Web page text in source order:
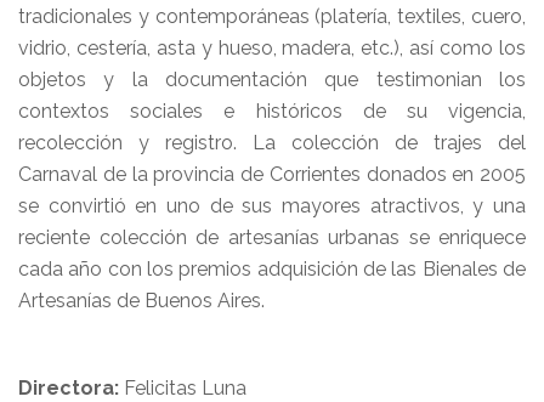
tradicionales y contemporáneas (platería, textiles, cuero,
vidrio, cestería, asta y hueso, madera, etc.), así como los
objetos y la documentación que testimonian los
contextos sociales e históricos de su vigencia,
recolección y registro. La colección de trajes del
Carnaval de la provincia de Corrientes donados en 2005
se convirtió en uno de sus mayores atractivos, y una
reciente colección de artesanías urbanas se enriquece
cada año con los premios adquisición de las Bienales de
Artesanías de Buenos Aires.
Directora: Felicitas Luna